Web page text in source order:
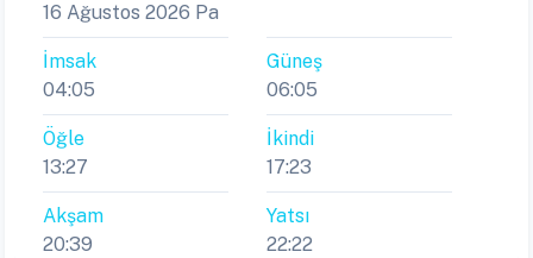
16 Ağustos 2026 Pa
İmsak
04:05
Güneş
06:05
Öğle
13:27
İkindi
17:23
Akşam
20:39
Yatsı
22:22